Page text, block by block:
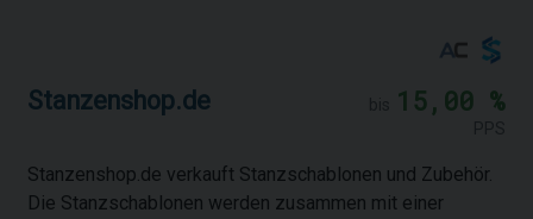
Stanzenshop.de 15,00 %
Stanzenshop.de verkauft Stanzschablonen und Zubehör.
Die Stanzschablonen werden zusammen mit einer